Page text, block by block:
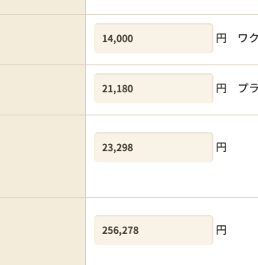
円 ワ
円 プ
円
円